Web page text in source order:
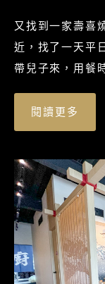
又找到一家壽喜
近，找了一天平
帶兒子來，用餐
閱讀更多